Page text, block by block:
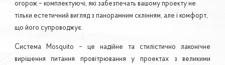
огорож – комплектуючі, які забезпечать вашому проекту не
тільки естетичний вигляд з панорамним склінням, але і комфорт,
що його супроводжує.
Система Mosquito – це надійне та стилістично лаконічне
вирішення питання провітрювання у проектах з великими